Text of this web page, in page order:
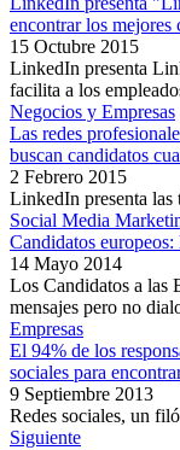
encontrar los mejores
15 Octubre 2015
LinkedIn presenta
facilita a los
Negocios y Empresas
Las redes
buscan candidatos
2 Febrero 2015
LinkedIn presenta las
Social Media
Candidatos
14 Mayo 2014
Los Candidatos a las
mensajes pero no
Empresas
El 94% de los
sociales para
9 Septiembre 2013
Redes sociales, un
Siguiente